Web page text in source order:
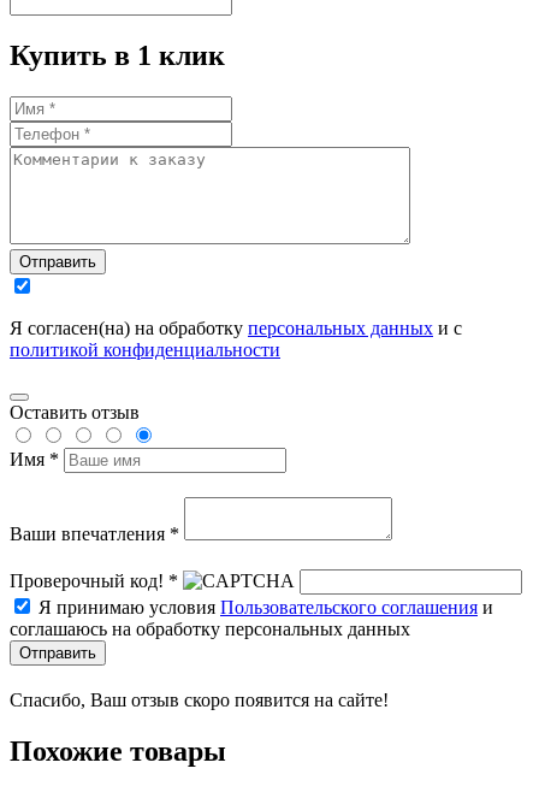
Купить в 1 клик
Отправить
Я согласен(на) на обработку персональных данных и с
политикой конфиденциальности
Оставить отзыв
Имя *
Ваши впечатления *
Проверочный код! *
Я принимаю условия Пользовательского соглашения и
соглашаюсь на обработку персональных данных
Отправить
Спасибо, Ваш отзыв скоро появится на сайте!
Похожие товары